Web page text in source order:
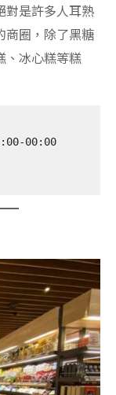
對是許多人耳熟
商圈，除了黑糖
、冰心糕等糕
00:00